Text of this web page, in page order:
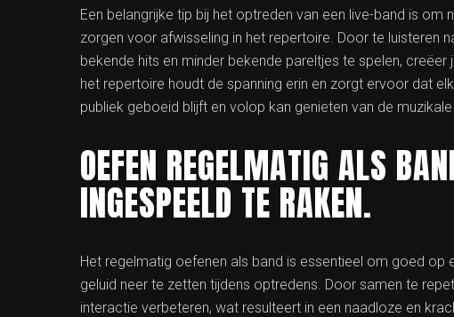
Een belangrijke tip bij het optreden van een live-band is om
zorgen voor afwisseling in het repertoire. Door te luisteren
bekende hits en minder bekende pareltjes te spelen,
het repertoire houdt de spanning erin en zorgt ervoor dat
publiek geboeid blijft en volop kan genieten van de
OEFEN REGELMATIG ALS
INGESPEELD TE RAKEN.
Het regelmatig oefenen als band is essentieel om goed op
geluid neer te zetten tijdens optredens. Door samen te
interactie verbeteren, wat resulteert in een naadloze en